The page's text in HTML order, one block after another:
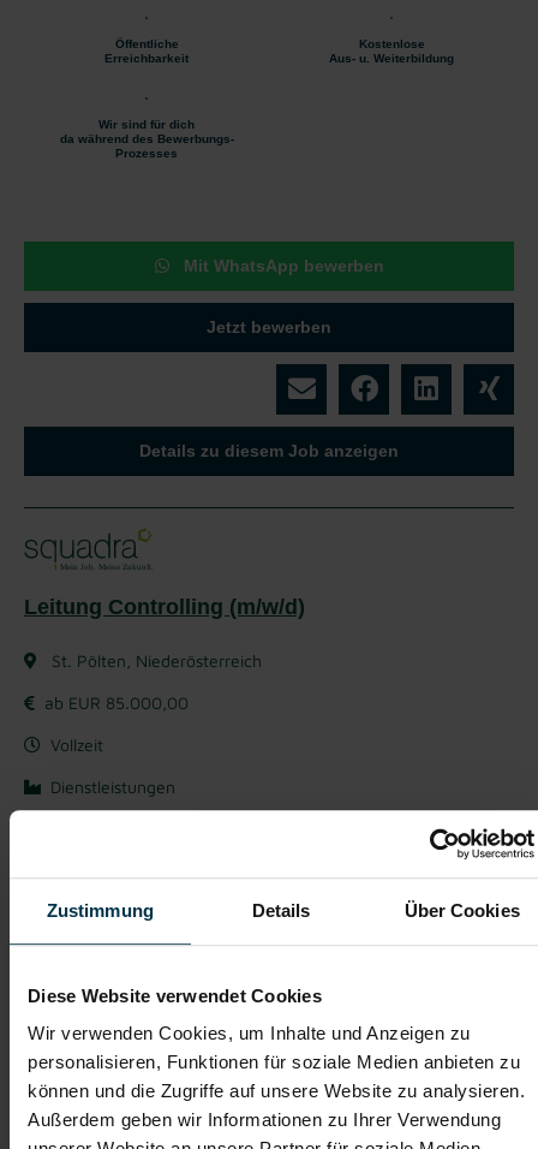
Zustimmung Details Über Cookies
Diese Website verwendet Cookies
Wir verwenden Cookies, um Inhalte und Anzeigen zu
personalisieren, Funktionen für soziale Medien anbieten zu
können und die Zugriffe auf unsere Website zu analysieren.
Außerdem geben wir Informationen zu Ihrer Verwendung
Öffentliche
Erreichbarkeit
Kostenlose
Aus- u. Weiterbildung
Wir sind für dich
da während des Bewerbungs-
Prozesses
Mit WhatsApp bewerben
Jetzt bewerben
Details zu diesem Job anzeigen
Leitung Controlling (m/w/d)
St. Pölten, Niederösterreich
ab EUR 85.000,00
Vollzeit
Dienstleistungen
Das sind Ihre Aufgaben, als Leitung Controlling
(m/w/d) in St. Pölten
des Controlling-Teams und verantworten das internationale
Österreich
Sie unterstützen den Group CFO als Sparringspartner bei
Wachstums- und M&A-Projekten
Sie entwickeln das Controlling kontinuierlich weiter und